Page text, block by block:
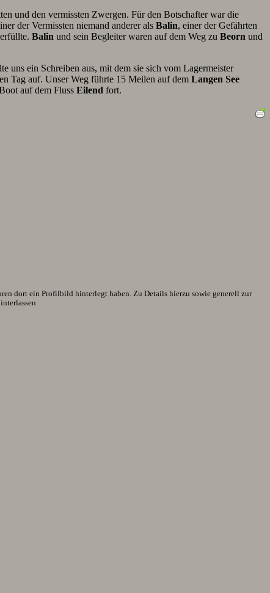
und den vermissten Zwergen. Für den Botschafter war die
der Vermissten niemand anderer als Balin, einer der Gefährten
Balin und sein Begleiter waren auf dem Weg zu Beorn und
uns ein Schreiben aus, mit dem sie sich vom Lagermeister
Tag auf. Unser Weg führte 15 Meilen auf dem Langen See
auf dem Fluss Eilend fort.
dort ein Profilbild hinterlegt haben. Zu Details hierzu sowie generell zur